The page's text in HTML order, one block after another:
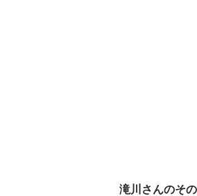
滝川 さんのそ